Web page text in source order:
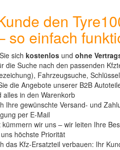
den
so einfach
Sie sich kostenlosund ohne
die Suche nach den passenden
Fahrzeugsuche,
die Angebote unserer B2B
alles in den Warenkorb
Ihre gewünschte Versand- und
per E-Mail
kümmern wir uns – wir leiten Ihre
höchste Priorität
das Kfz-Ersatzteil verbauen: Ihr